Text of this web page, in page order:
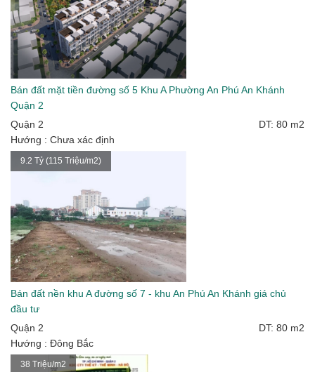
Bán đất mặt tiền đường số 5 Khu A Phường An Phú An Khánh
Quận 2
Quận 2
DT: 80 m2
Hướng : Chưa xác định
9.2 Tỷ (115 Triệu/m2)
Bán đất nền khu A đường số 7 - khu An Phú An Khánh giá chủ
đầu tư
Quận 2
DT: 80 m2
Hướng : Đông Bắc
38 Triệu/m2